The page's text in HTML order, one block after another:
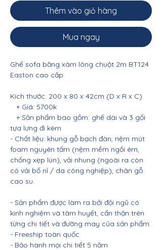
Thêm vào giỏ hàng
Mua ngay
Ghế sofa băng xám lông chuột 2m BT124
Easton cao cấp
Kích thước: 200 x 80 x 42cm (D x R x C)
+ Giá: 5700k
+ Sản phẩm bao gồm: ghế dài và 3 gối
tựa lưng đi kèm
- Chất liệu: khung gỗ bạch đàn, nệm mút
foam nguyên tấm (nệm mềm ngồi êm,
chống xẹp lún), vải nhung (ngoài ra còn
có vải bố nỉ / da công nghiệp), chân gỗ
cao su.
- Sản phẩm được làm ra bởi đội ngũ có
kinh nghiệm và tâm huyết, cẩn thận trên
từng chi tiết và đường may của sản phẩm.
- Freeship toàn quốc
- Bảo hành mọi chi tiết 5 năm